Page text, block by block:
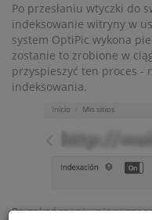
Po przesłaniu wtyczki do
indeksowanie witryny w
system OptiPic wykona
zostanie to zrobione w
przyspieszyć ten proces -
indeksowania.
Po zakończeniu